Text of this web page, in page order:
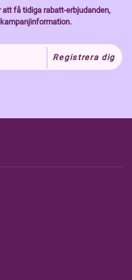
få tidiga rabatt-erbjudanden,
Registrera dig